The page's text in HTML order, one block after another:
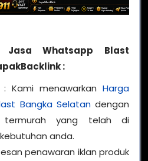
Jasa Whatsapp Blast
:
Kami menawarkan Harga
Bangka Selatandengan
termurah yang telah di
anda.
penawaran iklan produk